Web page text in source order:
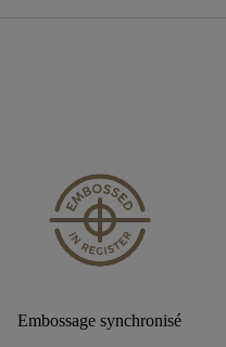
Embossage synchronisé